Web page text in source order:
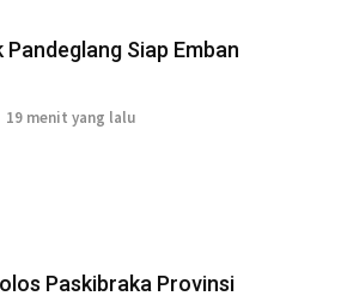
Siap Emban
19 menit yang lalu
Paskibraka Provinsi